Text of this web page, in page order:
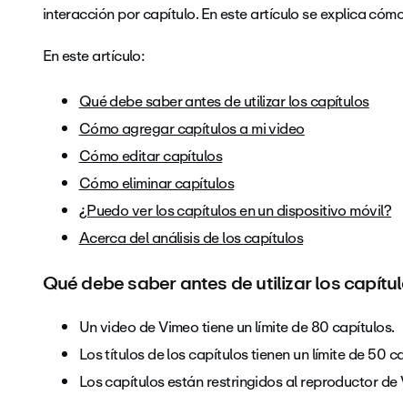
interacción por capítulo. En este artículo se explica
En este artículo:
Qué debe saber antes de utilizar los capítulos
Cómo agregar capítulos a mi video
Cómo editar capítulos
Cómo eliminar capítulos
¿Puedo ver los capítulos en un dispositivo móvil?
Acerca del análisis de los capítulos
Qué debe saber antes de utilizar los
Un video de Vimeo tiene un límite de 80 capítulos.
Los títulos de los capítulos tienen un límite de 50
Los capítulos están restringidos al reproductor